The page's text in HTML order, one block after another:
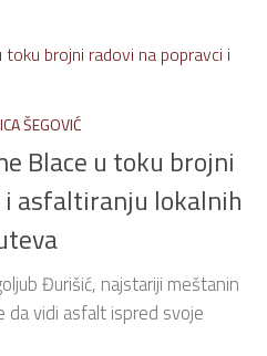
ŠEGOVIĆ
Blace u toku brojni
i asfaltiranju lokalnih
Đurišić, najstariji meštanin
da vidi asfalt ispred svoje